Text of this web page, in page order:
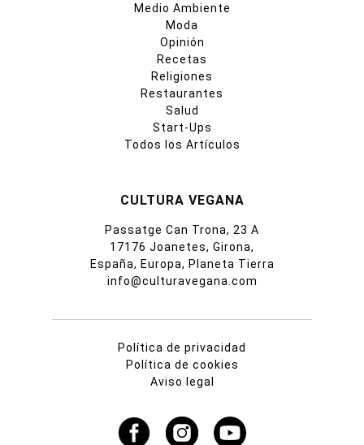
Medio Ambiente
Moda
Opinión
Recetas
Religiones
Restaurantes
Salud
Start-Ups
Todos los Artículos
CULTURA VEGANA
Passatge Can Trona, 23 A
17176 Joanetes, Girona,
España, Europa, Planeta Tierra
info@culturavegana.com
Política de privacidad
Política de cookies
Aviso legal